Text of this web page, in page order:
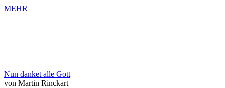
MEHR
Nun danket alle Gott
von Martin Rinckart